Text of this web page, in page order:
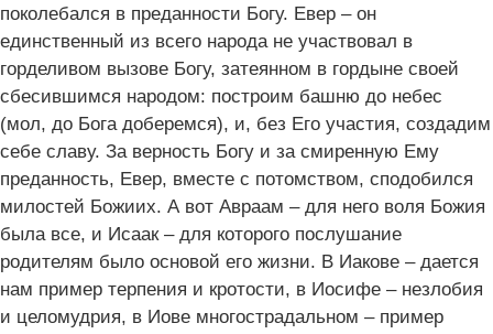
поколебался в преданности Богу. Евер – он
единственный из всего народа не участвовал в
горделивом вызове Богу, затеянном в гордыне своей
сбесившимся народом: построим башню до небес
(мол, до Бога доберемся), и, без Его участия, создадим
себе славу. За верность Богу и за смиренную Ему
преданность, Евер, вместе с потомством, сподобился
милостей Божиих. А вот Авраам – для него воля Божия
была все, и Исаак – для которого послушание
родителям было основой его жизни. В Иакове – дается
нам пример терпения и кротости, в Иосифе – незлобия
и целомудрия, в Иове многострадальном – пример